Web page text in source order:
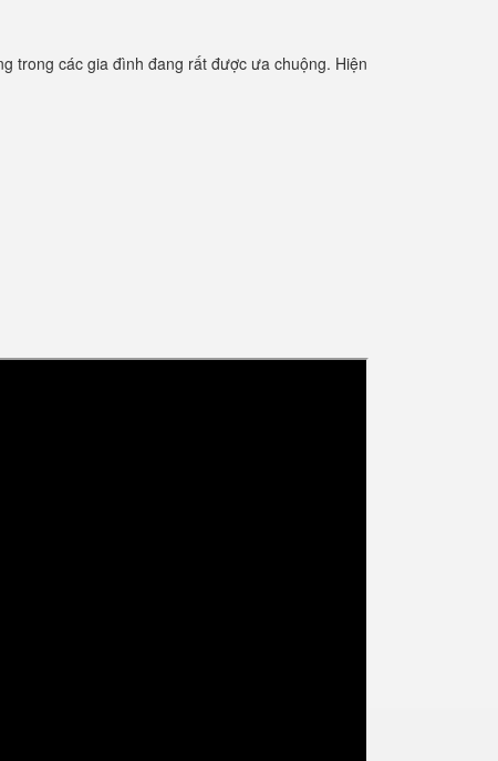
trong các gia đình đang rất được ưa chuộng. Hiện